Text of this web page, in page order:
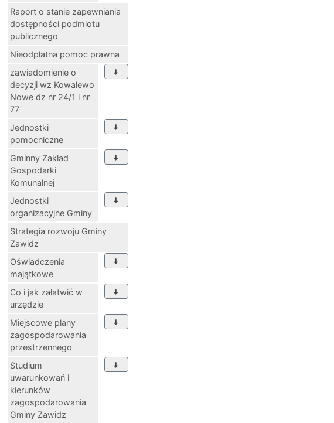
Raport o stanie zapewniania
dostępności podmiotu
publicznego
Nieodpłatna pomoc prawna
zawiadomienie o
decyzji wz Kowalewo
Nowe dz nr 24/1 i nr
77
Jednostki
pomocniczne
Gminny Zakład
Gospodarki
Komunalnej
Jednostki
organizacyjne Gminy
Strategia rozwoju Gminy
Zawidz
Oświadczenia
majątkowe
Co i jak załatwić w
urzędzie
Miejscowe plany
zagospodarowania
przestrzennego
Studium
uwarunkowań i
kierunków
zagospodarowania
Gminy Zawidz